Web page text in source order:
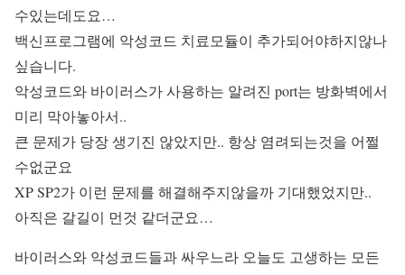
수있는데도요…
백신프로그램에 악성코드 치료모듈이 추가되어야하지않나
싶습니다.
악성코드와 바이러스가 사용하는 알려진 port는 방화벽에서
미리 막아놓아서..
큰 문제가 당장 생기진 않았지만.. 항상 염려되는것을 어쩔
수없군요
XP SP2가 이런 문제를 해결해주지않을까 기대했었지만..
아직은 갈길이 먼것 같더군요…
바이러스와 악성코드들과 싸우느라 오늘도 고생하는 모든